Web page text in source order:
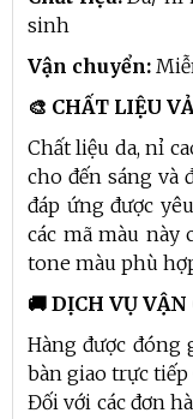
sinh
Vận chuyển:
🎨 CHẤT LIỆU
Chất liệu da, nỉ
cho đến sáng và
đáp ứng được
các mã màu này
tone màu phù
🚚 DỊCH VỤ VẬN
Hàng được đóng
bàn giao trực
Đối với các đơn